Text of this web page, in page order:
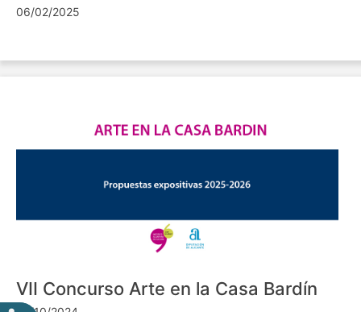
06/02/2025
VII Concurso Arte en la Casa Bardín